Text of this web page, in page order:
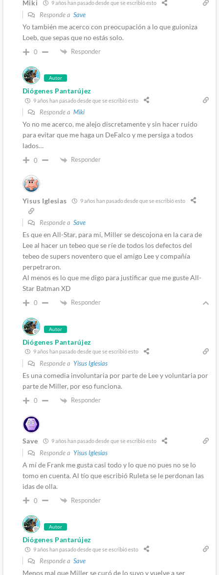
Miki 9 años han pasado desde que se escribió esto
Responde a Save
Yo también me acerco con preocupación a lo que guioniza
Loeb, que sepas que no estás solo.
0 Responder
Autor
Diógenes Pantarújez
9 años han pasado desde que se escribió esto
Responde a Miki
Yo no me acerco, me alejo discretamente y sin hacer ruido
para evitar que me haga un DeFalco y me persiga a todos
lados…
0 Responder
Yisus Iglesias 9 años han pasado desde que se escribió esto
Responde a Save
Es que en All-Star, para mí, Miller se descojona en la cara de
Lee al hacer un tebeo que se ríe de todos los defectos del
tebeo de supers noventero que el amigo Lee y compañía
perpetraron.
Al menos es lo que me digo para justificar que me guste All-
Star Batman XD
0 Responder
Autor
Diógenes Pantarújez
9 años han pasado desde que se escribió esto
Responde a Yisus Iglesias
Es una comedia involuntaria por parte de Lee y voluntaria por
parte de Miller, por eso funciona.
0 Responder
Save 9 años han pasado desde que se escribió esto
Responde a Yisus Iglesias
A mí de Frank me gusta casi todo y lo que no pues no se lo
tomo en cuenta. Al tío que escribió Ruleta se le perdonan las
idas de olla.
0 Responder
Autor
Diógenes Pantarújez
9 años han pasado desde que se escribió esto
Responde a Save
Menos mal que Miller se curó de lo suyo y vuelve a ser